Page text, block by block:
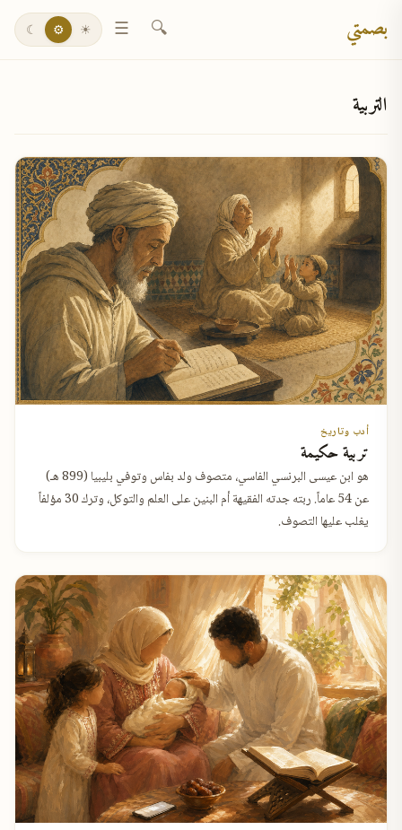
✕
بصمتي 🔍
☰
☀
⚙
☾
التربية
أدب وتاريخ
تربية حكيمة
هو ابن عيسى البرنسي الفاسي، متصوف ولد بفاس وتوفي بليبيا (899 هـ)
عن 54 عاماً. ربته جدته الفقيهة أم البنين على العلم والتوكل، وترك 30 مؤلفاً
يغلب عليها التصوف.